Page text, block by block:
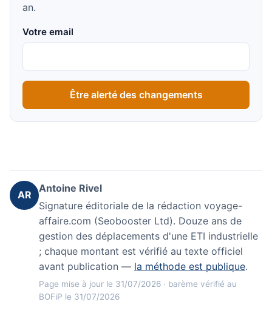
an.
Votre email
Être alerté des changements
AR
Antoine Rivel
Signature éditoriale de la rédaction voyage-
affaire.com (Seobooster Ltd). Douze ans de
gestion des déplacements d'une ETI industrielle
; chaque montant est vérifié au texte officiel
avant publication — la méthode est publique.
Page mise à jour le 31/07/2026 · barème vérifié au
BOFiP le 31/07/2026